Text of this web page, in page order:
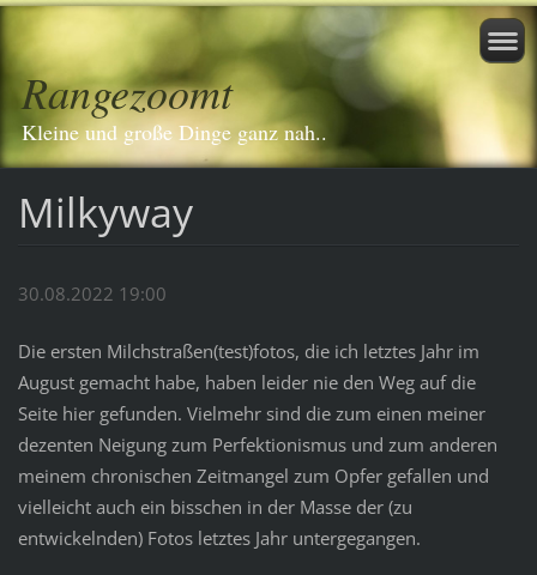
Rangezoomt
Kleine und große Dinge ganz nah..
Milkyway
30.08.2022 19:00
Die ersten Milchstraßen(test)fotos, die ich letztes Jahr im
August gemacht habe, haben leider nie den Weg auf die
Seite hier gefunden. Vielmehr sind die zum einen meiner
dezenten Neigung zum Perfektionismus und zum anderen
meinem chronischen Zeitmangel zum Opfer gefallen und
vielleicht auch ein bisschen in der Masse der (zu
entwickelnden) Fotos letztes Jahr untergegangen.